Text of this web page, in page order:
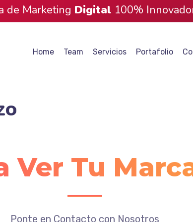
de Marketing Digital 100%
Home Team Servicios Portafolio
Ver Tu
Ponte en Contacto con Nosotros